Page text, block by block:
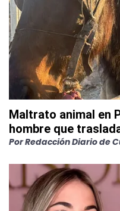
Maltrato animal en
hombre que
PorRedacción Diario de